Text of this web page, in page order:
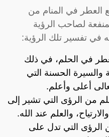
العطر في المنام من
لصاحب الرؤية
في تفسير تلك الرؤية:
في الحلم، في ذلك
والسيرة الحسنة التي
أعلى وأعلم.
من الرؤى التي تشير إلى
والعلم عند الله.
التي تدل على